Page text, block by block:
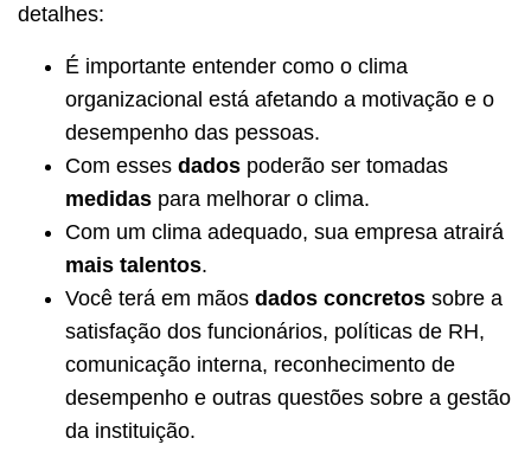
detalhes:
É importante entender como o clima
organizacional está afetando a motivação e o
desempenho das pessoas.
Com esses dados poderão ser tomadas
medidas para melhorar o clima.
Com um clima adequado, sua empresa atrairá
mais talentos.
Você terá em mãos dados concretos sobre a
satisfação dos funcionários, políticas de RH,
comunicação interna, reconhecimento de
desempenho e outras questões sobre a gestão
da instituição.